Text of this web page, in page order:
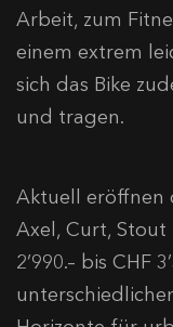
Arbeit, zum
einem extrem
sich das Bike
und tragen.
Aktuell eröffnen
Axel, Curt, Stout
2’990.– bis CHF